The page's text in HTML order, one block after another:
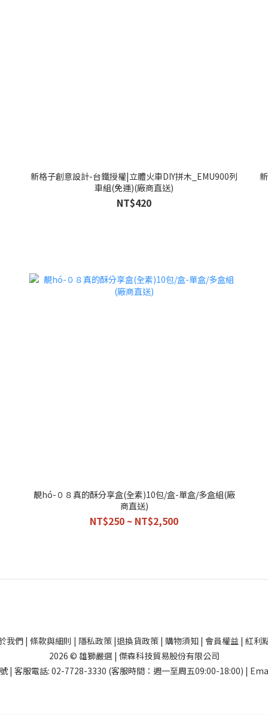
新格子創意設計-台鐵授權|立體火車DIY拼木_EMU900列
車組(免運)(廠商直送)
NT$420
靚hó-０８真的酥分享盒(全素)10包/盒-單盒/多盒組(廠
商直送)
NT$250 ~ NT$2,500
我們| 條款與細則 | 隱私政策|退換貨政策| 購物須知| 會員權益| 紅利
2026 © 雄獅嚴選 | 傑森科技貿易股份有限公司
| 客服電話: 02-7728-3330 (客服時間：週一至周五09:00-18:00) |